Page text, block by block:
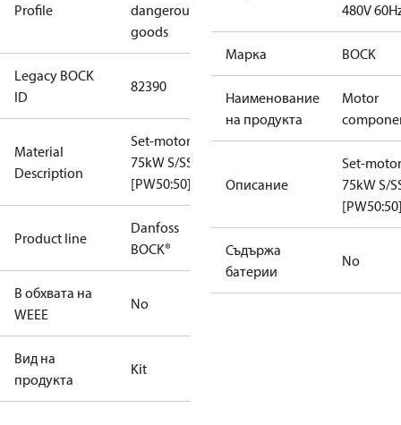
Profile
dangerous
goods
Legacy BOCK
ID
82390
Material
Description
Set-motor
75kW S/SS
[PW50:50]
Product line
Danfoss
BOCK®
В обхвата на
WEEE
No
Вид на
продукта
Kit
480V
Марка BOCK
Наименование
на продукта
Motor
Описание
Set-motor
75kW S/
Съдържа
батерии
No